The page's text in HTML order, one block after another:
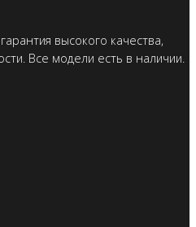
высокого качества,
Все модели есть в наличии.